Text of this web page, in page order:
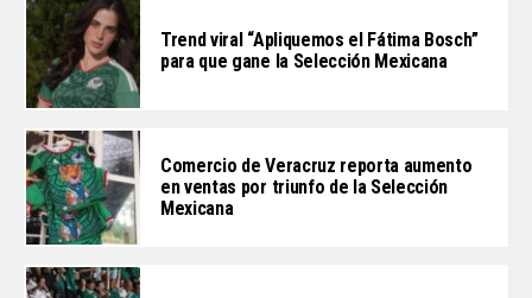
Trend viral “Apliquemos el Fátima Bosch”
para que gane la Selección Mexicana
Comercio de Veracruz reporta aumento
en ventas por triunfo de la Selección
Mexicana